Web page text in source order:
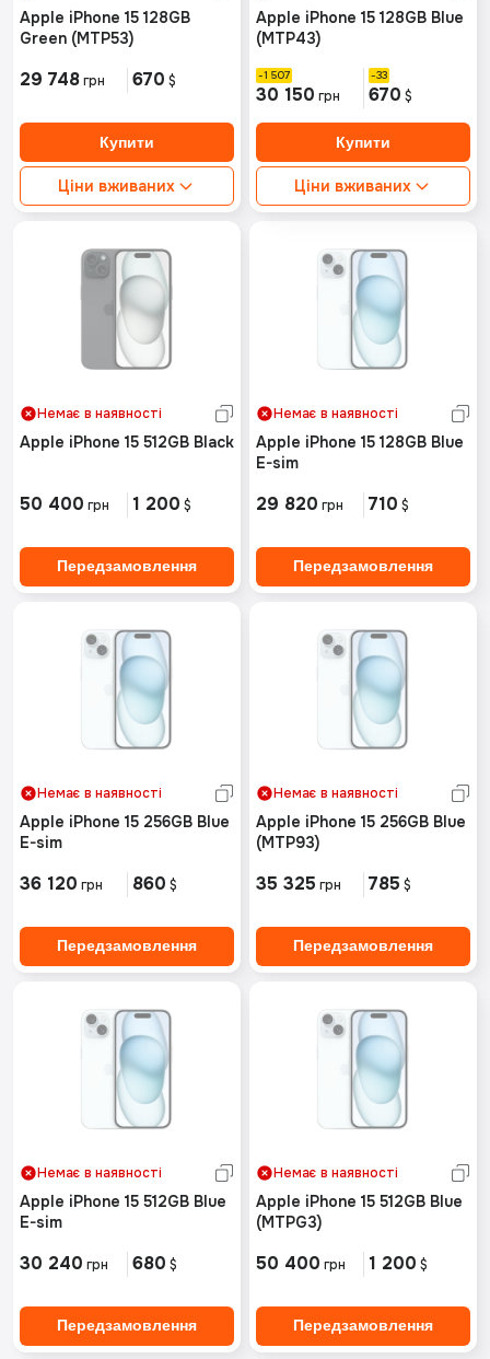
Apple iPhone 15 128GB
Green (MTP53)
29 748грн 670 $
Ціни вживаних
Ідеальний стан від:
Хороший стан від:
Немає в наявності
Apple iPhone 15 128GB Blue
(MTP43)
1 507
30 150 грн
33
670 $
Ціни вживаних
Ідеальний стан від:
Хороший стан від:
Немає в наявності
Немає в наявності
Apple iPhone 15 512GB Black
50 400 грн 1 200 $
Передзамовлення
Немає в наявності
Apple iPhone 15 128GB Blue
E-sim
29 820 грн 710 $
Передзамовлення
Немає в наявності
Apple iPhone 15 256GB Blue
E-sim
36 120 грн 860 $
Передзамовлення
Немає в наявності
Apple iPhone 15 256GB Blue
(MTP93)
35 325 грн 785 $
Передзамовлення
Немає в наявності
Apple iPhone 15 512GB Blue
E-sim
30 240 грн 680 $
Передзамовлення
Немає в наявності
Apple iPhone 15 512GB Blue
(MTPG3)
50 400 грн 1 200 $
Передзамовлення